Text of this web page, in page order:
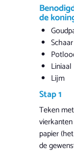
de
Schaar
Liniaal
Lijm
Stap 1
Teken
papier
de